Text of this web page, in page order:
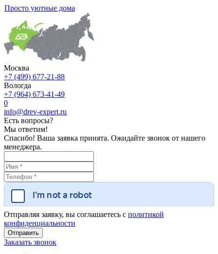
Просто уютные дома
Москва
+7 (499) 677-21-88
Вологда
+7 (964) 673-41-49
0
info@drev-expert.ru
Есть вопросы?
Мы ответим!
Спасибо! Ваша заявка принята. Ожидайте звонок от нашего
менеджера.
Отправляя заявку, вы соглашаетесь с политикой
конфиденциальности
Заказать звонок